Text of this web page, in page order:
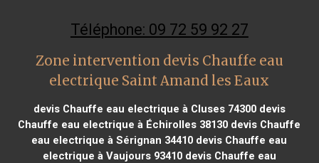
Téléphone: 09 72 59 92 27
Zone intervention devis Chauffe eau
electrique Saint Amand les Eaux
devis Chauffe eau electrique à Cluses 74300devis
Chauffe eau electrique à Échirolles 38130 devis Chauffe
eau electrique à Sérignan 34410 devis Chauffe eau
electrique à Vaujours 93410devis Chauffe eau